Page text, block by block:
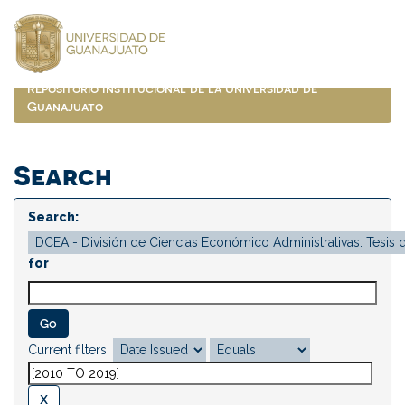
navigation
Repositorio Institucional de la Universidad de
Guanajuato
Search
Search:
for
Current filters: